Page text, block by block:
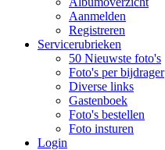
Aanmelden
Registreren
Servicerubrieken
50 Nieuwste foto's
Foto's per bijdrager
Diverse links
Gastenboek
Foto's bestellen
Foto insturen
Login